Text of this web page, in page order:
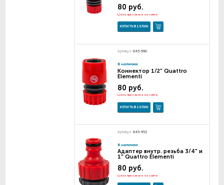
80 руб.
Цена при заказе на сайте
КУПИТЬ В 1 КЛИК
Артикул: 645-990
В наличии
Коннектор 1/2" Quattro
Elementi
80 руб.
Цена при заказе на сайте
КУПИТЬ В 1 КЛИК
Артикул: 645-952
В наличии
Адаптер внутр. резьба 3/4" и
1" Quattro Elementi
80 руб.
Цена при заказе на сайте